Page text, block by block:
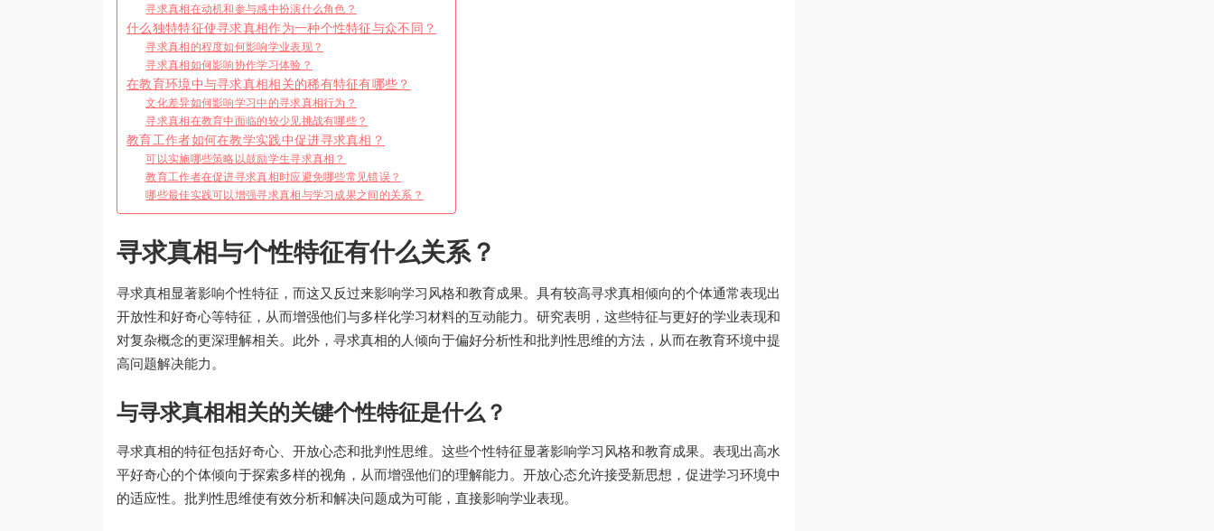
寻求真相在动机和参与感中扮演什么角色？
什么独特特征使寻求真相作为一种个性特征与众不同？
寻求真相的程度如何影响学业表现？
寻求真相如何影响协作学习体验？
在教育环境中与寻求真相相关的稀有特征有哪些？
文化差异如何影响学习中的寻求真相行为？
寻求真相在教育中面临的较少见挑战有哪些？
教育工作者如何在教学实践中促进寻求真相？
可以实施哪些策略以鼓励学生寻求真相？
教育工作者在促进寻求真相时应避免哪些常见错误？
哪些最佳实践可以增强寻求真相与学习成果之间的关系？
寻求真相与个性特征有什么关系？
寻求真相显著影响个性特征，而这又反过来影响学习风格和教育成果。具有较高寻求真相倾向的个体通常表现出
开放性和好奇心等特征，从而增强他们与多样化学习材料的互动能力。研究表明，这些特征与更好的学业表现和
对复杂概念的更深理解相关。此外，寻求真相的人倾向于偏好分析性和批判性思维的方法，从而在教育环境中提
高问题解决能力。
与寻求真相相关的关键个性特征是什么？
寻求真相的特征包括好奇心、开放心态和批判性思维。这些个性特征显著影响学习风格和教育成果。表现出高水
平好奇心的个体倾向于探索多样的视角，从而增强他们的理解能力。开放心态允许接受新思想，促进学习环境中
的适应性。批判性思维使有效分析和解决问题成为可能，直接影响学业表现。